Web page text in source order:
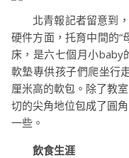
北青報記者留意到
硬件方面，托育中間的“
床，是六七個月小baby
軟墊專供孩子們爬坐行
厘米高的軟包。除了教
切的尖角地位包成了圓
一些。
飲食生涯